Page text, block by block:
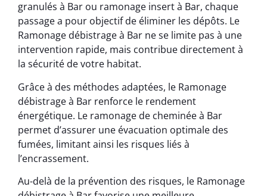
granulés à Bar ou ramonage insert à Bar, chaque
passage a pour objectif de éliminer les dépôts. Le
Ramonage débistrage à Bar ne se limite pas à une
intervention rapide, mais contribue directement à
la sécurité de votre habitat.
Grâce à des méthodes adaptées, le Ramonage
débistrage à Bar renforce le rendement
énergétique. Le ramonage de cheminée à Bar
permet d’assurer une évacuation optimale des
fumées, limitant ainsi les risques liés à
l’encrassement.
Au-delà de la prévention des risques, le Ramonage